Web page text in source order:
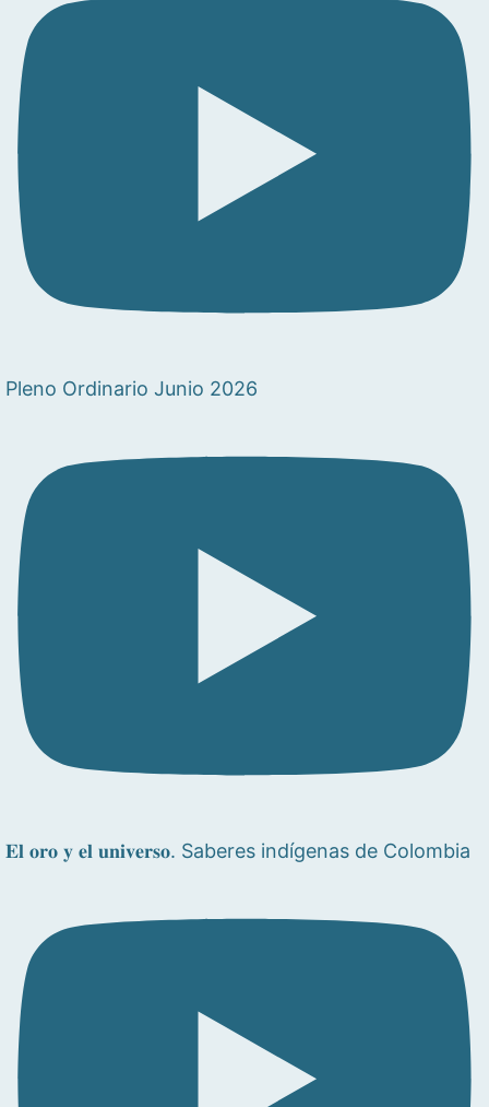
Pleno Ordinario Junio 2026
𝐄𝐥 𝐨𝐫𝐨 𝐲 𝐞𝐥 𝐮𝐧𝐢𝐯𝐞𝐫𝐬𝐨. Saberes indígenas de Colombia